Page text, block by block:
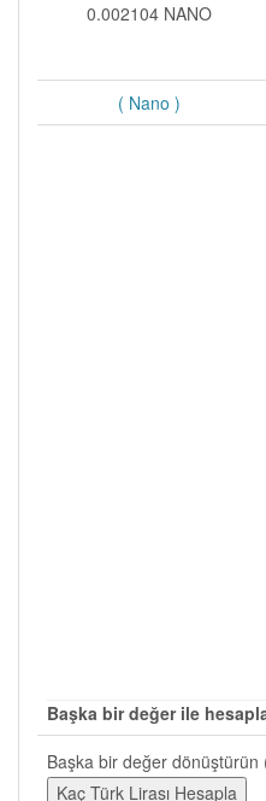
0.002104 NANO
( Nano )
Başka bir değer ile
Başka bir değer dönüştürün